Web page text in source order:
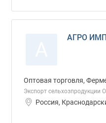
АГРО
Оптовая торговля,
Экспорт сельхозпродукции
Россия,